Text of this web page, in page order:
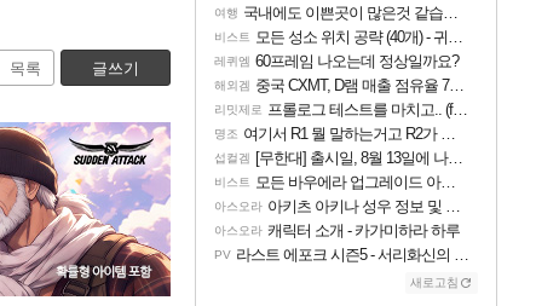
목록 글쓰기
여행 국내에도 이쁜곳이 많은것 같습니다
비스트 모든 성소 위치 공략 (40개) - 귀환한 영혼 도전과제
레퀴엠 60프레임 나오는데 정상일까요?
해외겜 중국 CXMT, D램 매출 점유율 7%…글로벌 4위로 부상
리밋제로 프롤로그 테스트를 마치고.. (feat. 리아)
명조 여기서 R1 뭘 말하는거고 R2가 뭘말하는걸까요?
섭컬겜 [무한대] 출시일, 8월 13일에 나오나
비스트 모든 바우에라 업그레이드 아이템 획득 위치 공략 (89개)
아스오라 아키츠 아키나 성우 정보 및 주요 필모
아스오라 캐릭터 소개 - 카가미하라 하루
PV 라스트 에포크 시즌5 - 서리화신의 분노 티저
새로고침